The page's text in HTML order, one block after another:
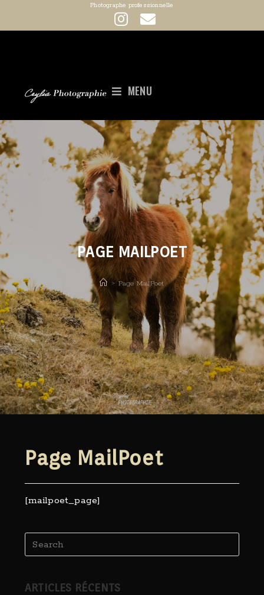
Photographe professionnelle
MENU
PAGE MAILPOET
> Page MailPoet
Page MailPoet
[mailpoet_page]
ARTICLES RÉCENTS